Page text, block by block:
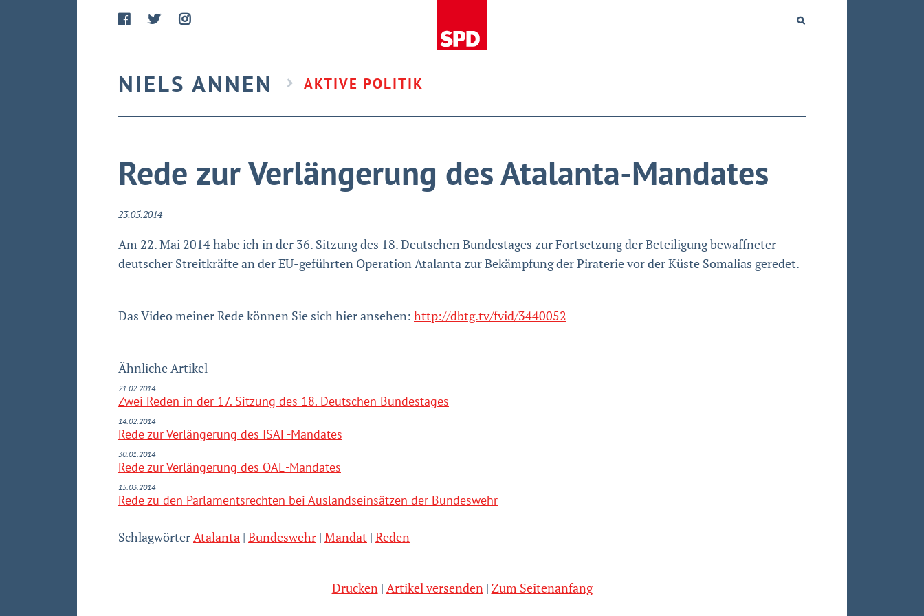
NIELS ANNEN AKTIVE POLITIK
Rede zur Verlängerung des Atalanta-Mandates
23.05.2014
Am 22. Mai 2014 habe ich in der 36. Sitzung des 18. Deutschen Bundestages zur Fortsetzung der Beteiligung bewaffneter
deutscher Streitkräfte an der EU-geführten Operation Atalanta zur Bekämpfung der Piraterie vor der Küste Somalias geredet.
Das Video meiner Rede können Sie sich hier ansehen: http://dbtg.tv/fvid/3440052
Ähnliche Artikel
21.02.2014
Zwei Reden in der 17. Sitzung des 18. Deutschen Bundestages
14.02.2014
Rede zur Verlängerung des ISAF-Mandates
30.01.2014
Rede zur Verlängerung des OAE-Mandates
15.03.2014
Rede zu den Parlamentsrechten bei Auslandseinsätzen der Bundeswehr
SchlagwörterAtalanta Bundeswehr Mandat Reden
Drucken Artikel versenden Zum Seitenanfang